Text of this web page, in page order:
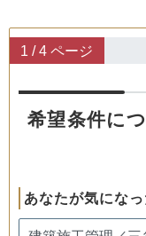
1 / 4 ページ
希望条件に
あなたが気にな